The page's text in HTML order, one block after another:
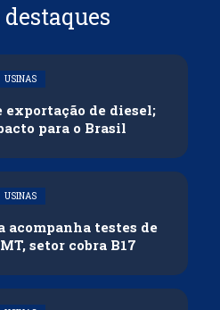
USINAS
exportação de diesel;
para o Brasil
USINAS
acompanha testes de
setor cobra B17